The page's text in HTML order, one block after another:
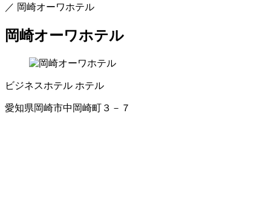
／ 岡崎オーワホテル
岡崎オーワホテル
ビジネスホテル ホテル
愛知県岡崎市中岡崎町３－７